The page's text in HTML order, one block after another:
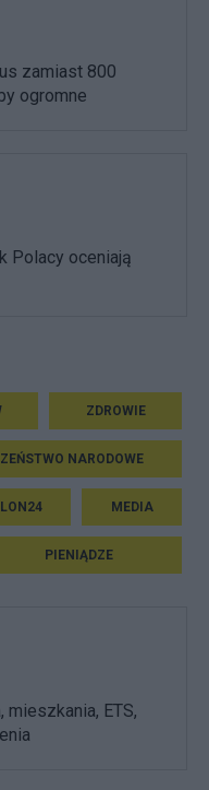
zamiast 800
ogromne
Polacy oceniają
ZDROWIE
NARODOWE
MEDIA
PIENIĄDZE
mieszkania, ETS,